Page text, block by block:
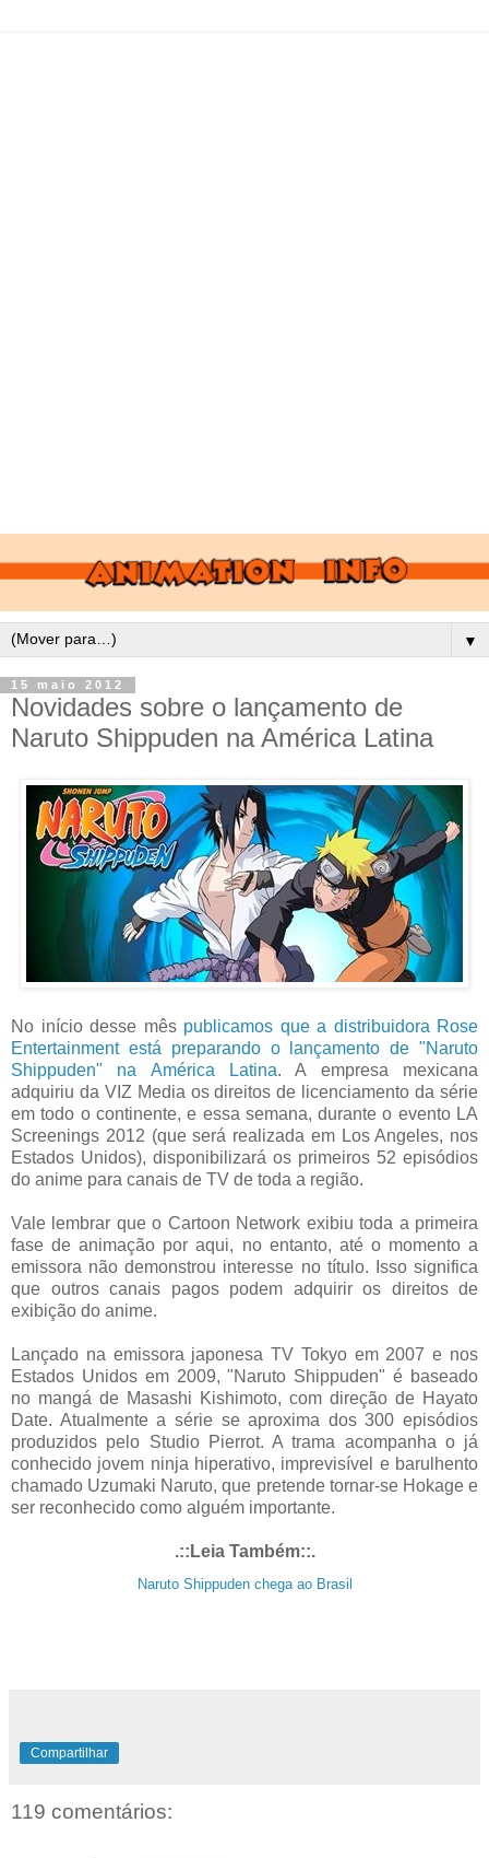
▼
15 maio 2012
Novidades sobre o lançamento de
Naruto Shippuden na América Latina
No início desse mês publicamos que a distribuidora Rose
Entertainment está preparando o lançamento de "Naruto
Shippuden" na América Latina. A empresa mexicana
adquiriu da VIZ Media os direitos de licenciamento da série
em todo o continente, e essa semana, durante o evento LA
Screenings 2012 (que será realizada em Los Angeles, nos
Estados Unidos), disponibilizará os primeiros 52 episódios
do anime para canais de TV de toda a região.
Vale lembrar que o Cartoon Network exibiu toda a primeira
fase de animação por aqui, no entanto, até o momento a
emissora não demonstrou interesse no título. Isso significa
que outros canais pagos podem adquirir os direitos de
exibição do anime.
Lançado na emissora japonesa TV Tokyo em 2007 e nos
Estados Unidos em 2009, "Naruto Shippuden" é baseado
no mangá de Masashi Kishimoto, com direção de Hayato
Date. Atualmente a série se aproxima dos 300 episódios
produzidos pelo Studio Pierrot. A trama acompanha o já
conhecido jovem ninja hiperativo, imprevisível e barulhento
chamado Uzumaki Naruto, que pretende tornar-se Hokage e
ser reconhecido como alguém importante.
.::Leia Também::.
Naruto Shippuden chega ao Brasil
Compartilhar
119 comentários: